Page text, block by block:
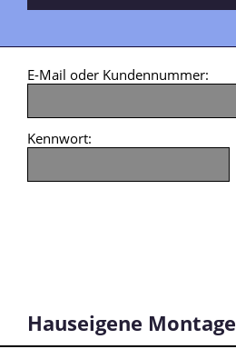
E-Mail oder Kundennummer:
Kennwort:
Hauseigene Montage